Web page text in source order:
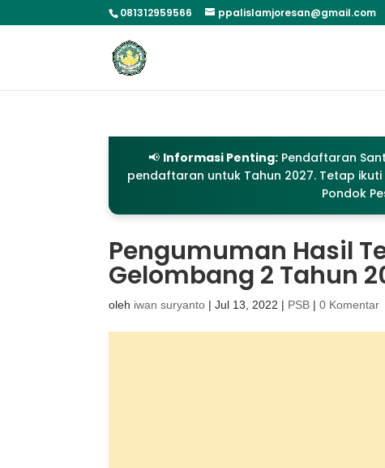
081312959566 ppalislamjoresan@gmail.com
📢 Informasi Penting:Pendaftaran
pendaftaran untuk Tahun 2027. Tetap
Pondok
Pengumuman Hasil
Gelombang 2 Tahun
oleh iwan suryanto |Jul 13, 2022 | PSB |0 Komentar